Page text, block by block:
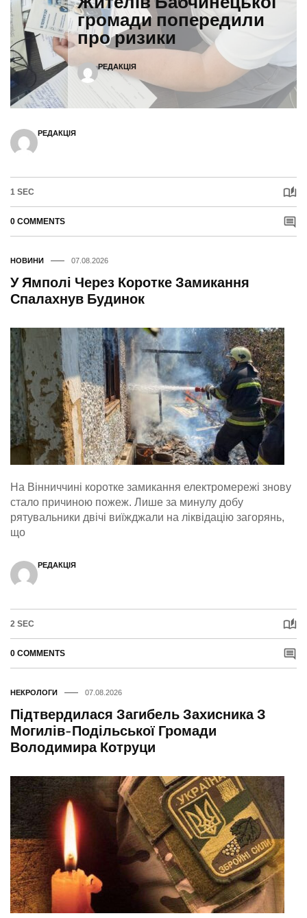
громади попередили
про ризики
РЕДАКЦІЯ
РЕДАКЦІЯ
1 SEC
0 COMMENTS
НОВИНИ 07.08.2026
У Ямполі Через Коротке Замикання
Спалахнув Будинок
На Вінниччині коротке замикання електромережі знову
стало причиною пожеж. Лише за минулу добу
рятувальники двічі виїжджали на ліквідацію загорянь,
що
РЕДАКЦІЯ
2 SEC
0 COMMENTS
НЕКРОЛОГИ 07.08.2026
Підтвердилася Загибель Захисника З
Могилів-Подільської Громади
Володимира Котруци